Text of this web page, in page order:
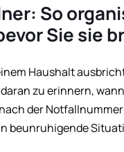
So
Sie sie
Haushalt
zu erinnern,
der
beunruhigende